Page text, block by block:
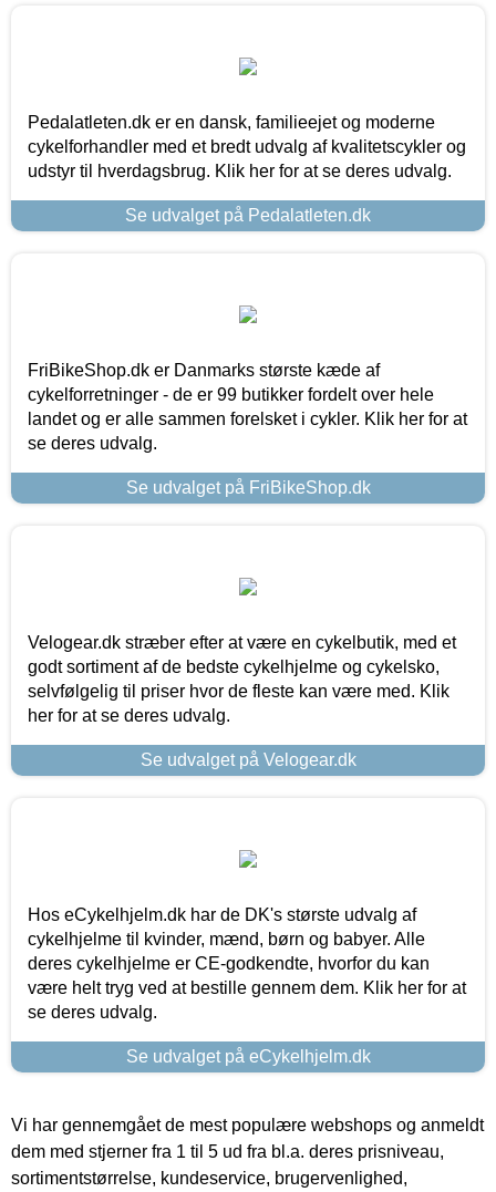
Pedalatleten.dk er en dansk, familieejet og moderne
cykelforhandler med et bredt udvalg af kvalitetscykler og
udstyr til hverdagsbrug. Klik her for at se deres udvalg.
Se udvalget på Pedalatleten.dk
FriBikeShop.dk er Danmarks største kæde af
cykelforretninger - de er 99 butikker fordelt over hele
landet og er alle sammen forelsket i cykler. Klik her for at
se deres udvalg.
Se udvalget på FriBikeShop.dk
Velogear.dk stræber efter at være en cykelbutik, med et
godt sortiment af de bedste cykelhjelme og cykelsko,
selvfølgelig til priser hvor de fleste kan være med. Klik
her for at se deres udvalg.
Se udvalget på Velogear.dk
Hos eCykelhjelm.dk har de DK's største udvalg af
cykelhjelme til kvinder, mænd, børn og babyer. Alle
deres cykelhjelme er CE-godkendte, hvorfor du kan
være helt tryg ved at bestille gennem dem. Klik her for at
se deres udvalg.
Se udvalget på eCykelhjelm.dk
Vi har gennemgået de mest populære webshops og anmeldt
dem med stjerner fra 1 til 5 ud fra bl.a. deres prisniveau,
sortimentstørrelse, kundeservice, brugervenlighed,